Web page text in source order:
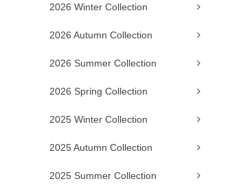
2026 Winter Collection
2026 Autumn Collection
2026 Summer Collection
2026 Spring Collection
2025 Winter Collection
2025 Autumn Collection
2025 Summer Collection